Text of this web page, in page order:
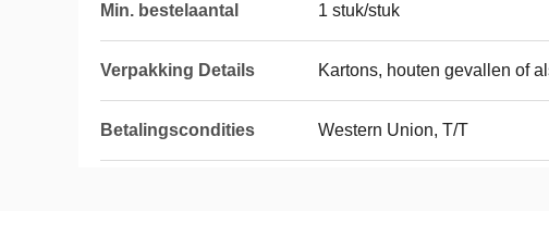
Min. bestelaantal 1 stuk/stuk
Verpakking Details Kartons, houten gevallen of
Betalingscondities Western Union, T/T